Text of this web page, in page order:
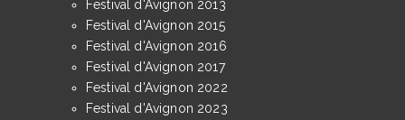
Festival d'Avignon 2013
Festival d'Avignon 2015
Festival d'Avignon 2016
Festival d'Avignon 2017
Festival d'Avignon 2022
Festival d'Avignon 2023